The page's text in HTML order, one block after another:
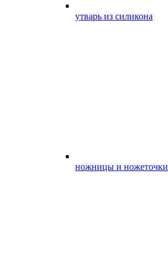
утварь из силикона
ножницы и ножеточки